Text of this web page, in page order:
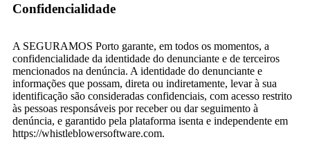
Confidencialidade
A SEGURAMOS Porto garante, em todos os momentos, a
confidencialidade da identidade do denunciante e de terceiros
mencionados na denúncia. A identidade do denunciante e
informações que possam, direta ou indiretamente, levar à sua
identificação são consideradas confidenciais, com acesso restrito
às pessoas responsáveis por receber ou dar seguimento à
denúncia, e garantido pela plataforma isenta e independente em
https://whistleblowersoftware.com.